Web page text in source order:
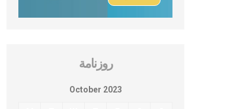
روزنامة
October 2023